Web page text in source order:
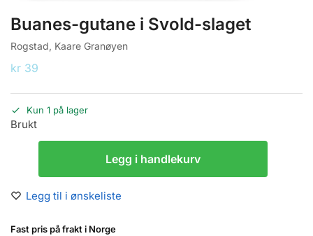
Buanes-gutane i Svold-slaget
Rogstad, Kaare Granøyen
kr 39
Kun 1 på lager
Brukt
Legg i handlekurv
Legg til i ønskeliste
Fast pris på frakt i Norge